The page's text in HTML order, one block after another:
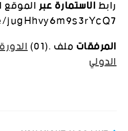
رابطالاستمارةعبرالموقع
/jugHhvy6m9s3rYcQ7
المرفقاتملف.(
01
)
الدولي